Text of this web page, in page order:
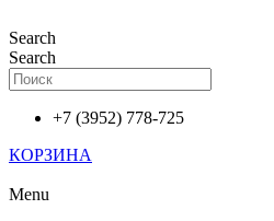
к
содержимому
Search
Search
+7 (3952) 778-725
КОРЗИНА
Menu